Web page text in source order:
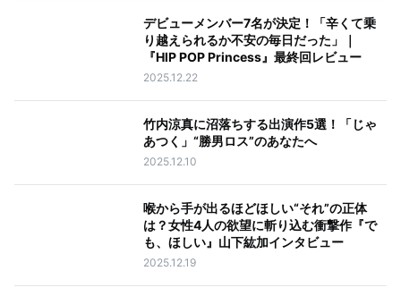
デビューメンバー7名が決定！「辛くて乗
り越えられるか不安の毎日だった」｜
『HIP POP Princess』最終回レビュー
2025.12.22
竹内涼真に沼落ちする出演作5選！「じゃ
あつく」“勝男ロス”のあなたへ
2025.12.10
喉から手が出るほどほしい“それ”の正体
は？女性4人の欲望に斬り込む衝撃作『で
も、ほしい』山下紘加インタビュー
2025.12.19